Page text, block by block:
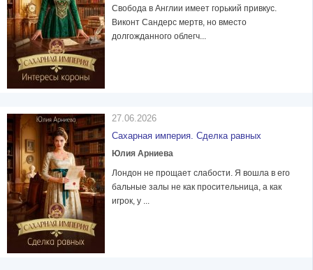
Свобода в Англии имеет горький привкус.
Виконт Сандерс мертв, но вместо
долгожданного облегч...
27.06.2026
Сахарная империя. Сделка равных
Юлия Арниева
Лондон не прощает слабости. Я вошла в его
бальные залы не как просительница, а как
игрок, у ...